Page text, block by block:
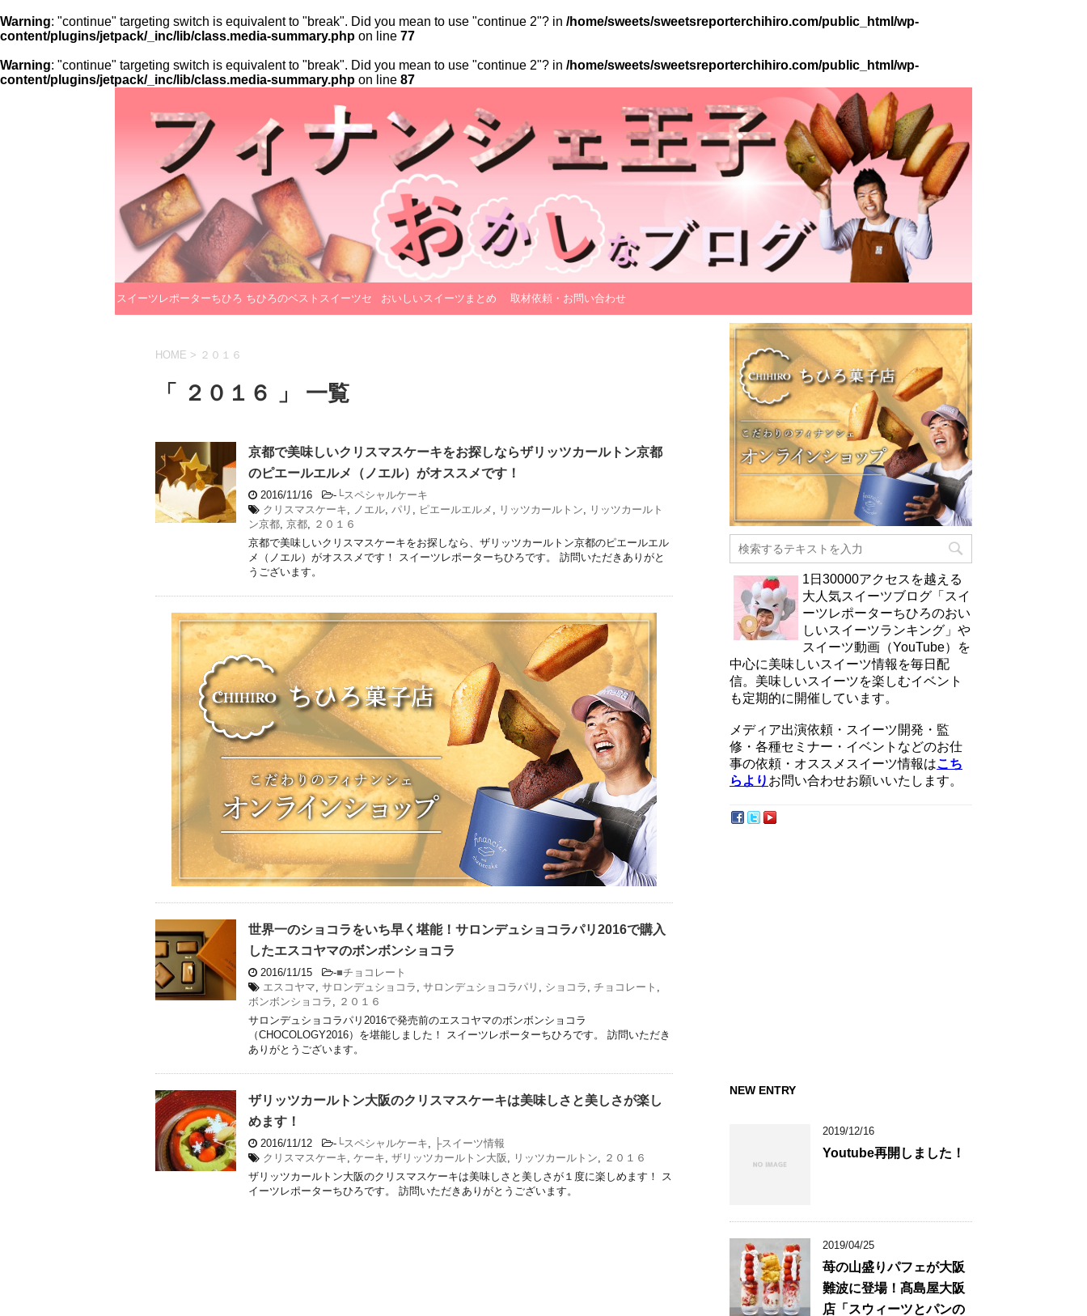
Warning: "continue" targeting switch is equivalent to "break". Did you mean to use "continue 2"? in /home/sweets/sweetsreporterchihiro.com/public_html/wp-
content/plugins/jetpack/_inc/lib/class.media-summary.php on line 77
Warning: "continue" targeting switch is equivalent to "break". Did you mean to use "continue 2"? in /home/sweets/sweetsreporterchihiro.com/public_html/wp-
content/plugins/jetpack/_inc/lib/class.media-summary.php on line 87
スイーツレポーターちひろ ちひろのベストスイーツセ おいしいスイーツまとめ 取材依頼・お問い合わせ
HOME > ２０１６
「 ２０１６ 」 一覧
京都で美味しいクリスマスケーキをお探しならザリッツカールトン京都
のピエールエルメ（ノエル）がオススメです！
2016/11/16 - └スペシャルケーキ
クリスマスケーキ
ノエル パリ ピエールエルメ リッツカールトン
リッツカールト
ン京都 京都
２０１６
京都で美味しいクリスマスケーキをお探しなら、ザリッツカールトン京都のピエールエル
メ（ノエル）がオススメです！ スイーツレポーターちひろです。 訪問いただきありがと
うございます。
世界一のショコラをいち早く堪能！サロンデュショコラパリ2016で購入
したエスコヤマのボンボンショコラ
2016/11/15 -■チョコレート
エスコヤマ サロンデュショコラ サロンデュショコラパリ ショコラ チョコレート
ボンボンショコラ
２０１６
サロンデュショコラパリ2016で発売前のエスコヤマのボンボンショコラ
（CHOCOLOGY2016）を堪能しました！ スイーツレポーターちひろです。 訪問いただき
ありがとうございます。
ザリッツカールトン大阪のクリスマスケーキは美味しさと美しさが楽し
めます！
2016/11/12 - └スペシャルケーキ
├スイーツ情報
クリスマスケーキ ケーキ ザリッツカールトン大阪 リッツカールトン
２０１６
ザリッツカールトン大阪のクリスマスケーキは美味しさと美しさが１度に楽しめます！ ス
イーツレポーターちひろです。 訪問いただきありがとうございます。
1日30000アクセスを越える
大人気スイーツブログ「スイ
ーツレポーターちひろのおい
しいスイーツランキング」や
スイーツ動画（YouTube）を
中心に美味しいスイーツ情報を毎日配
信。美味しいスイーツを楽しむイベント
も定期的に開催しています。
メディア出演依頼・スイーツ開発・監
修・各種セミナー・イベントなどのお仕
事の依頼・オススメスイーツ情報はこち
らより お問い合わせお願いいたします。
NEW ENTRY
2019/12/16
Youtube再開しました！
2019/04/25
苺の山盛りパフェが大阪
難波に登場！髙島屋大阪
店「スウィーツとパンの